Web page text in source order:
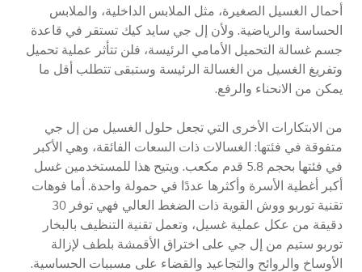
أحمال الغسيل الصغيرة، مثل الملابس الداخلية، والملابس
الحساسة والرياضية. ولأن إل جي سايد كيك تستقر في قاعدة
جسم غسالة التحميل الأمامي الرئيسة، فلن تتأثر عملية تحميل
وتفريغ الغسيل من الغسالة الرئيسة وستبقى تتطلب أقل ما
يمكن من الانحناء والرفع.
من الابتكارات الأخرى التي تجعل حلول الغسيل من إل جي
متفوقة في فئتها: الغسالات ذات السعات الفائقة، وهي الأكبر
في فئتها بحجم 5.8 قدم مكعب. ويتيح هذا للمستخدمين غسل
أكبر أغطية الأسرة وأكثرها عددًا في حمولة واحدة. أما فوهات
تقنية توربو ووش القوية ذات الضغط العالي فهي توفر 30
دقيقة من عكل عملية غسيل، وتعمل تقنية التنظيف بالبخار
توربو ستيم من إل جي على اختراق الأقمشة بلطف لإزالة
الأوساخ والروائح والتجاعيد والقضاء على مسببات الحساسية.